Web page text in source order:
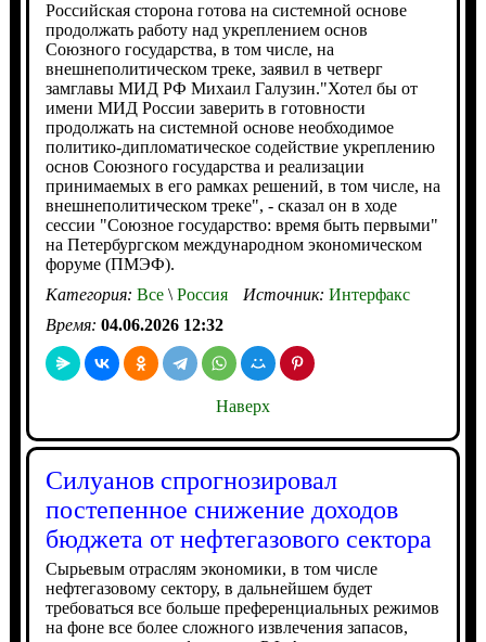
Российская сторона готова на системной основе
продолжать работу над укреплением основ
Союзного государства, в том числе, на
внешнеполитическом треке, заявил в четверг
замглавы МИД РФ Михаил Галузин."Хотел бы от
имени МИД России заверить в готовности
продолжать на системной основе необходимое
политико-дипломатическое содействие укреплению
основ Союзного государства и реализации
принимаемых в его рамках решений, в том числе, на
внешнеполитическом треке", - сказал он в ходе
сессии "Союзное государство: время быть первыми"
на Петербургском международном экономическом
форуме (ПМЭФ).
Категория: Все\Россия Источник: Интерфакс
Время: 04.06.2026 12:32
Наверх
Силуанов спрогнозировал
постепенное снижение доходов
бюджета от нефтегазового сектора
Сырьевым отраслям экономики, в том числе
нефтегазовому сектору, в дальнейшем будет
требоваться все больше преференциальных режимов
на фоне все более сложного извлечения запасов,